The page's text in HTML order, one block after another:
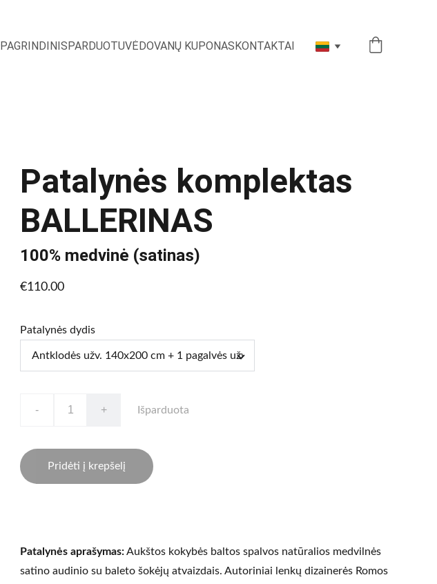
PAGRINDINISPARDUOTUVĖDOVANŲ KUPONASKONTAKTAI
Patalynės komplektas
BALLERINAS
100% medvinė (satinas)
€110.00
Patalynės dydis
- + Išparduota
Pridėti į krepšelį
Patalynės aprašymas:Aukštos kokybės baltos spalvos natūralios medvilnės
satino audinio su baleto šokėjų atvaizdais. Autoriniai lenkų dizainerės Romos